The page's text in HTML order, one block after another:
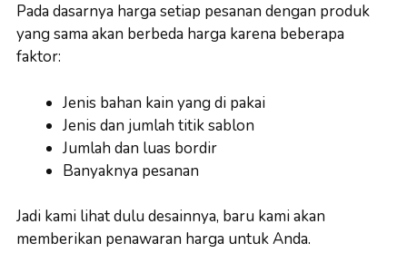
Pada dasarnya harga setiap pesanan dengan produk
yang sama akan berbeda harga karena beberapa
faktor:
Jenis bahan kain yang di pakai
Jenis dan jumlah titik sablon
Jumlah dan luas bordir
Banyaknya pesanan
Jadi kami lihat dulu desainnya, baru kami akan
memberikan penawaran harga untuk Anda.